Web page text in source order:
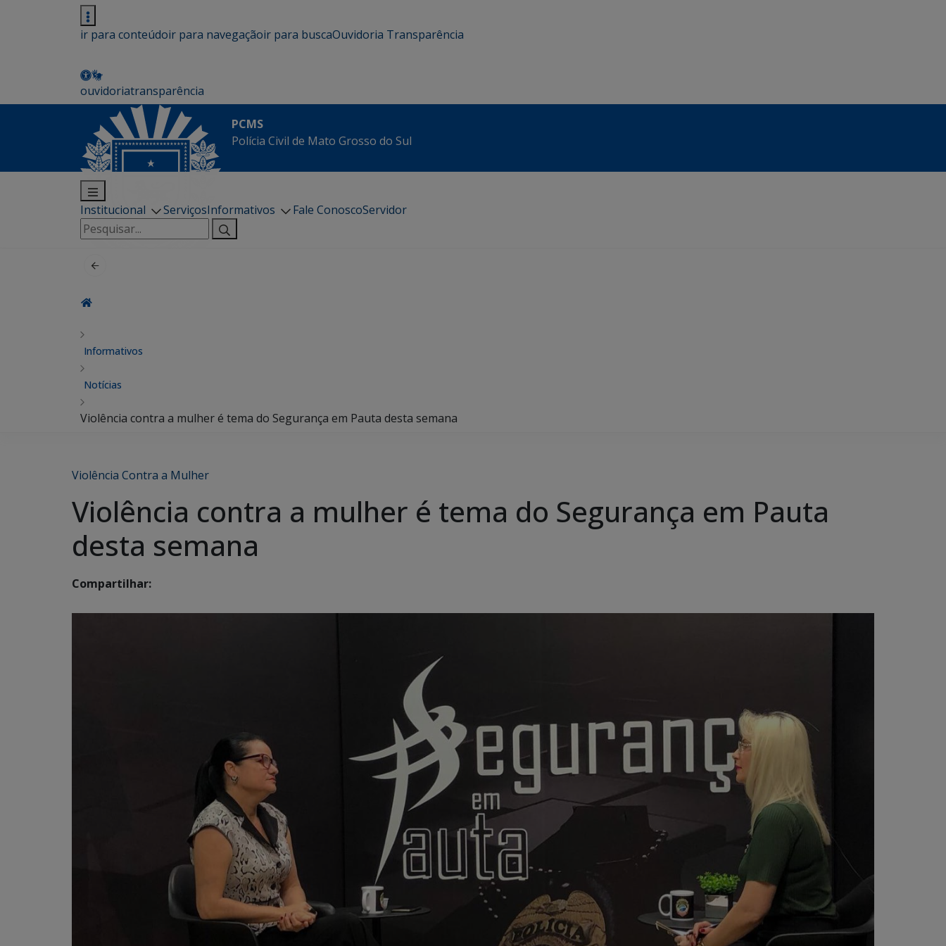
ir para conteúdoir para navegaçãoir para buscaOuvidoria Transparência
ouvidoriatransparência
PCMS
Polícia Civil de Mato Grosso do Sul
Institucional ServiçosInformativos Fale ConoscoServidor
Pesquisar
por:
Informativos
Notícias
Violência contra a mulher é tema do Segurança em Pauta desta semana
Violência Contra a Mulher
Violência contra a mulher é tema do Segurança em Pauta
desta semana
Compartilhar: